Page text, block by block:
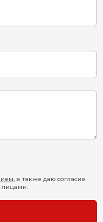
, а также даю согласие
лицами.